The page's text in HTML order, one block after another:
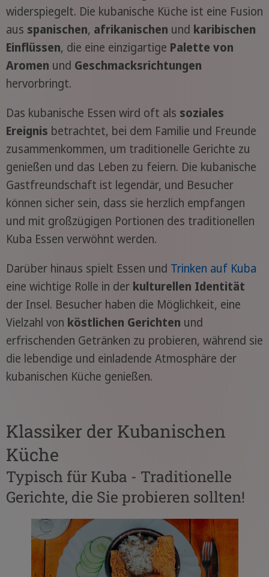
widerspiegelt. Die kubanische Küche ist eine Fusion
aus spanischen, afrikanischen und karibischen
Einflüssen, die eine einzigartige Palette von
Aromen und Geschmacksrichtungen
hervorbringt.
Das kubanische Essen wird oft als soziales
Ereignis betrachtet, bei dem Familie und Freunde
zusammenkommen, um traditionelle Gerichte zu
genießen und das Leben zu feiern. Die kubanische
Gastfreundschaft ist legendär, und Besucher
können sicher sein, dass sie herzlich empfangen
und mit großzügigen Portionen des traditionellen
Kuba Essen verwöhnt werden.
Darüber hinaus spielt Essen und Trinken auf Kuba
eine wichtige Rolle in der kulturellen Identität
der Insel. Besucher haben die Möglichkeit, eine
Vielzahl von köstlichen Gerichten und
erfrischenden Getränken zu probieren, während sie
die lebendige und einladende Atmosphäre der
kubanischen Küche genießen.
Klassiker der Kubanischen
Küche
Typisch für Kuba - Traditionelle
Gerichte, die Sie probieren sollten!